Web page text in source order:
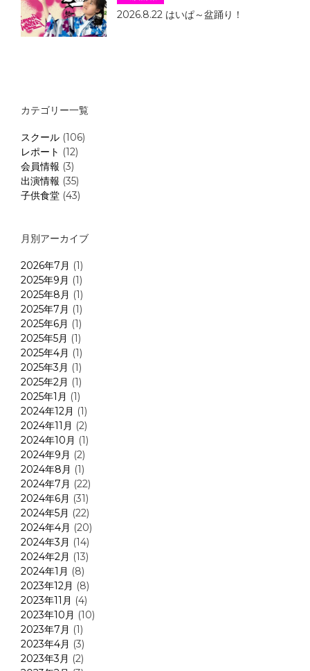
2026.8.22 はいぱ～盆踊り！
カテゴリー一覧
スクール (106)
レポート (12)
会員情報 (3)
出演情報 (35)
子供食堂 (43)
月別アーカイブ
2026年7月 (1)
2025年9月 (1)
2025年8月 (1)
2025年7月 (1)
2025年6月 (1)
2025年5月 (1)
2025年4月 (1)
2025年3月 (1)
2025年2月 (1)
2025年1月 (1)
2024年12月 (1)
2024年11月 (2)
2024年10月 (1)
2024年9月 (2)
2024年8月 (1)
2024年7月 (22)
2024年6月 (31)
2024年5月 (22)
2024年4月 (20)
2024年3月 (14)
2024年2月 (13)
2024年1月 (8)
2023年12月 (8)
2023年11月 (4)
2023年10月 (10)
2023年7月 (1)
2023年4月 (3)
2023年3月 (2)